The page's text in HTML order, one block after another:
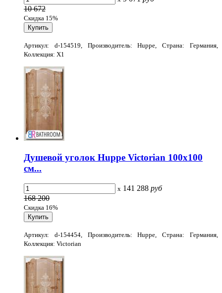
10 672
Скидка 15%
Артикул: d-154519, Производитель: Huppe, Страна: Германия,
Коллекция: X1
Душевой уголок Huppe Victorian 100x100
см...
x 141 288 руб
168 200
Скидка 16%
Артикул: d-154454, Производитель: Huppe, Страна: Германия,
Коллекция: Victorian